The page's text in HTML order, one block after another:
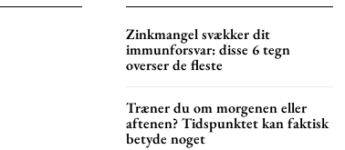
Zinkmangel svækker dit
immunforsvar: disse 6 tegn
overser de fleste
Træner du om morgenen eller
aftenen? Tidspunktet kan faktisk
betyde noget